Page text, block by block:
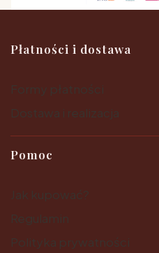
Linki w stopce
Płatności i dostawa
Pomoc